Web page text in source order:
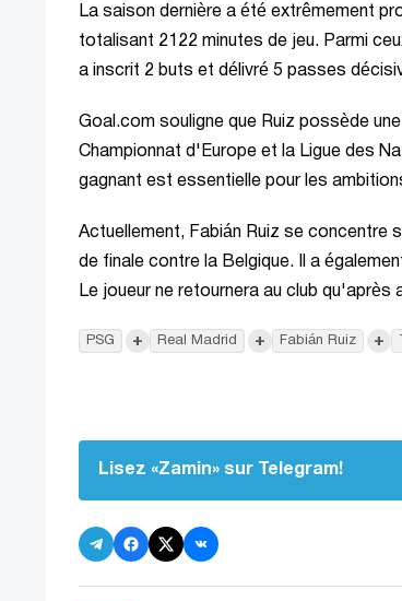
La saison dernière a été extrêmement
totalisant 2122 minutes de jeu. Parmi
a inscrit 2 buts et délivré 5 passes
Goal.com souligne que Ruiz possède
Championnat d'Europe et la Ligue des
gagnant est essentielle pour les
Actuellement, Fabián Ruiz se concentre
de finale contre la Belgique. Il a
Le joueur ne retournera au club
PSG + Real Madrid + Fabián Ruiz +
Lisez «Zamin» sur Telegram!